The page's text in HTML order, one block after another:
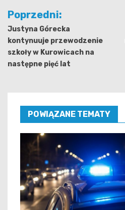
Nawigacja
wpisu
Poprzedni:
Justyna Górecka
kontynuuje przewodzenie
szkoły w Kurowicach na
następne pięć lat
POWIĄZANE TEMATY